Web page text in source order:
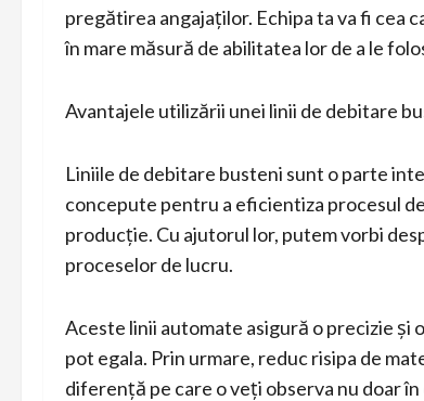
pregătirea angajaților. Echipa ta va fi cea
în mare măsură de abilitatea lor de a le
Avantajele utilizării unei linii de debitare
Liniile de debitare busteni sunt o parte
concepute pentru a eficientiza procesul
producție. Cu ajutorul lor, putem vorbi
proceselor de lucru.
Aceste linii automate asigură o precizie și
pot egala. Prin urmare, reduc risipa de
diferență pe care o veți observa nu doar